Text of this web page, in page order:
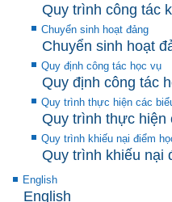
Quy trình công tác
Chuyển sinh hoạt đảng
Chuyển sinh hoạt
Quy định công tác học vụ
Quy định công tác
Quy trình thực hiện các
Quy trình thực hiện
Quy trình khiếu nại điểm
Quy trình khiếu nại
English
English